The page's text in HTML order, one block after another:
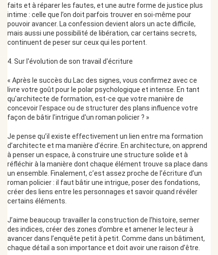
faits et à réparer les fautes, et une autre forme de justice plus
intime : celle que l’on doit parfois trouver en soi-même pour
pouvoir avancer. La confession devient alors un acte difficile,
mais aussi une possibilité de libération, car certains secrets,
continuent de peser sur ceux qui les portent.
4. Sur l'évolution de son travail d'écriture
« Après le succès du Lac des signes, vous confirmez avec ce
livre votre goût pour le polar psychologique et intense. En tant
qu'architecte de formation, est-ce que votre manière de
concevoir l'espace ou de structurer des plans influence votre
façon de bâtir l'intrigue d'un roman policier ? »
Je pense qu’il existe effectivement un lien entre ma formation
d’architecte et ma manière d’écrire. En architecture, on apprend
à penser un espace, à construire une structure solide et à
réfléchir à la manière dont chaque élément trouve sa place dans
un ensemble. Finalement, c’est assez proche de l’écriture d’un
roman policier : il faut bâtir une intrigue, poser des fondations,
créer des liens entre les personnages et savoir quand révéler
certains éléments.
J’aime beaucoup travailler la construction de l’histoire, semer
des indices, créer des zones d’ombre et amener le lecteur à
avancer dans l’enquête petit à petit. Comme dans un bâtiment,
chaque détail a son importance et doit avoir une raison d’être.